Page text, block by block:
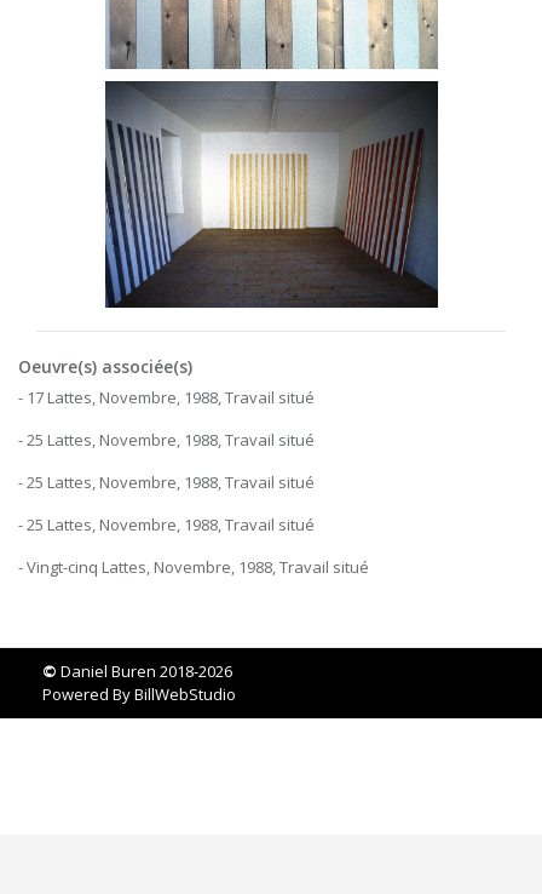
Oeuvre(s) associée(s)
- 17 Lattes, Novembre, 1988, Travail situé
- 25 Lattes, Novembre, 1988, Travail situé
- 25 Lattes, Novembre, 1988, Travail situé
- 25 Lattes, Novembre, 1988, Travail situé
- Vingt-cinq Lattes, Novembre, 1988, Travail situé
© Daniel Buren 2018-2026
Powered ByBillWebStudio